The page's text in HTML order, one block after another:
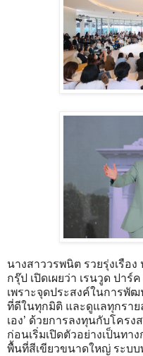
นางสาววรพนิต รวยรุ่งเรือ
กรุ๊ป เปิดเผยว่า เรนวูด ปา
เพราะจุดประสงค์ในการพั
ที่ดีในทุกมิติ และดูแลทุกราย
เอง’ ด้วยการลงทุนกับโคร
ก่อนเริ่มเปิดตัวอย่างเป็นทา
พื้นที่สีเขียวขนาดใหญ่ ระบบ